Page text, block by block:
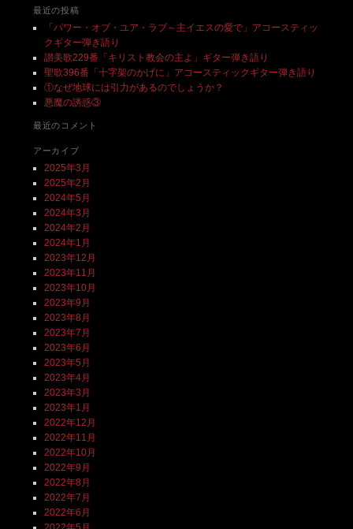
最近の投稿
「パワー・オブ・ユア・ラブ～主イエスの愛で」アコースティッ
クギター弾き語り
讃美歌229番「キリスト教会の主よ」ギター弾き語り
聖歌396番「十字架のかげに」アコースティックギター弾き語り
①なぜ地球には引力があるのでしょうか？
悪魔の誘惑③
最近のコメント
アーカイブ
2025年3月
2025年2月
2024年5月
2024年3月
2024年2月
2024年1月
2023年12月
2023年11月
2023年10月
2023年9月
2023年8月
2023年7月
2023年6月
2023年5月
2023年4月
2023年3月
2023年1月
2022年12月
2022年11月
2022年10月
2022年9月
2022年8月
2022年7月
2022年6月